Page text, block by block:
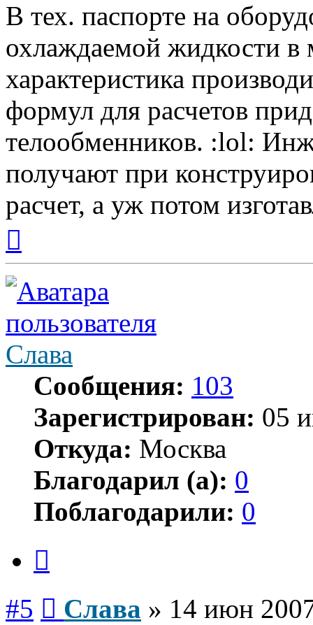
В тех. паспорте на
охлаждаемой жидкости в
характеристика
формул для расчетов
телообменников. :lol:
получают при
расчет, а уж потом
началу
Слава
Сообщения: 103
Зарегистрирован: 05
Откуда: Москва
Благодарил (а): 0
Поблагодарили: 0
#5 Слава » 14 июн